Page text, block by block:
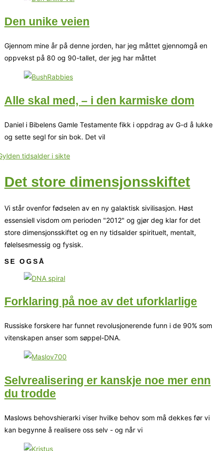
Den unike veien
Gjennom mine år på denne jorden, har jeg måttet gjennomgå en
oppvekst på 80 og 90-tallet, der jeg har måttet
Alle skal med, – i den karmiske dom
Daniel i Bibelens Gamle Testamente fikk i oppdrag av G-d å lukke
og sette segl for sin bok. Det vil
Det store dimensjonsskiftet
Vi står ovenfor fødselen av en ny galaktisk sivilisasjon. Høst
essensiell visdom om perioden "2012" og gjør deg klar for det
store dimensjonsskiftet og en ny tidsalder spirituelt, mentalt,
følelsesmessig og fysisk.
SE OGSÅ
Forklaring på noe av det uforklarlige
Russiske forskere har funnet revolusjonerende funn i de 90% som
vitenskapen anser som søppel-DNA.
Selvrealisering er kanskje noe mer enn
du trodde
Maslows behovshierarki viser hvilke behov som må dekkes før vi
kan begynne å realisere oss selv - og når vi